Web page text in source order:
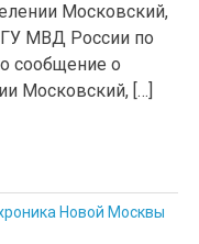
Московский,
МВД России по
сообщение о
Московский, […]
Новой Москвы